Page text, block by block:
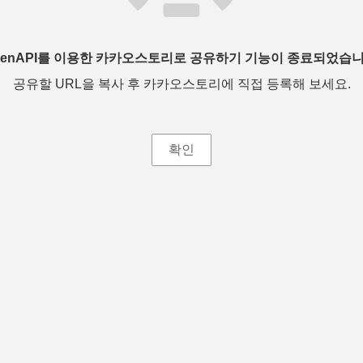
를 이용한 카카오스토리로 공유하기 기능이 종료되었습
공유할 URL을 복사 후 카카오스토리에 직접 등록해 보세요.
확인